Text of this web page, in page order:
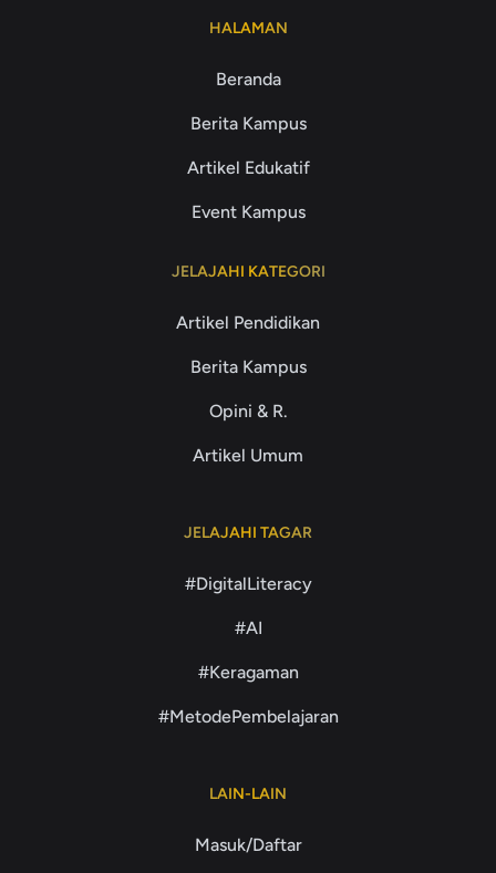
HALAMAN
Beranda
Berita Kampus
Artikel Edukatif
Event Kampus
JELAJAHI KATEGORI
Artikel Pendidikan
Berita Kampus
Opini & R.
Artikel Umum
JELAJAHI TAGAR
#DigitalLiteracy
#AI
#Keragaman
#MetodePembelajaran
LAIN-LAIN
Masuk/Daftar